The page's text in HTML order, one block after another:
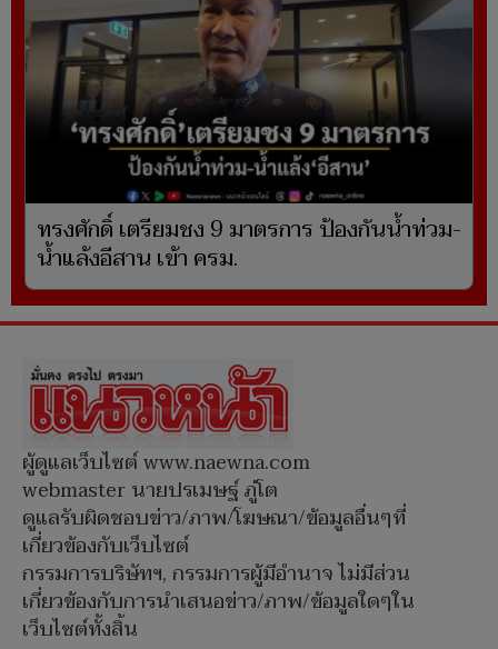
ทรงศักดิ์ เตรียมชง 9 มาตรการ ป้องกันน้ำท่วม-
น้ำแล้งอีสาน เข้า ครม.
ผู้ดูแลเว็บไซต์ www.naewna.com
webmaster นายปรเมษฐ์ ภู่โต
ดูแลรับผิดชอบข่าว/ภาพ/โฆษณา/ข้อมูลอื่นๆที่
เกี่ยวข้องกับเว็บไซต์
กรรมการบริษัทฯ, กรรมการผู้มีอำนาจ ไม่มีส่วน
เกี่ยวข้องกับการนำเสนอข่าว/ภาพ/ข้อมูลใดๆใน
เว็บไซต์ทั้งสิ้น